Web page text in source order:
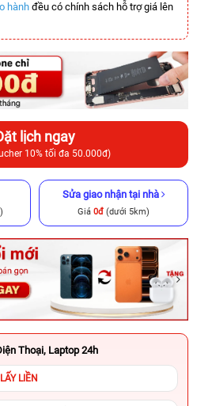
hànhđều có chính sách hỗ trợ giá lên
lịch ngay
10% tối đa 50.000đ)
Sửa giao nhận tại nhà
Giá 0đ (dưới 5km)
Thoại, Laptop 24h
LIỀN